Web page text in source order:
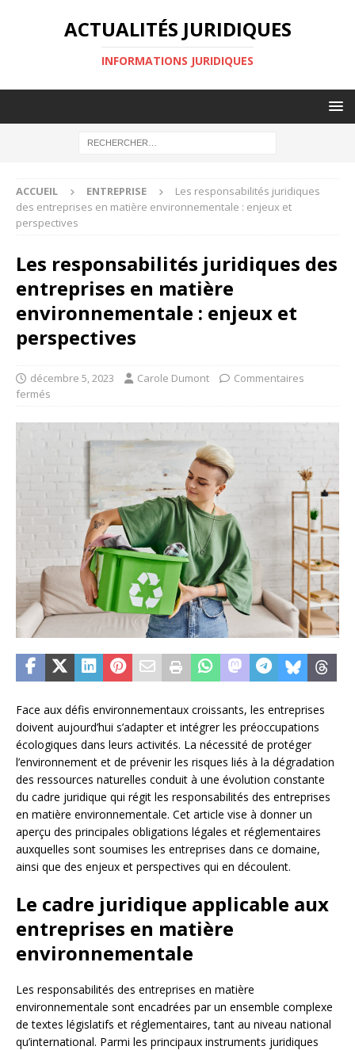
ACTUALITÉS JURIDIQUES
INFORMATIONS JURIDIQUES
ACCUEIL ENTREPRISE
Les responsabilités juridiques
des entreprises en matière environnementale : enjeux et
perspectives
Les responsabilités juridiques des
entreprises en matière
environnementale : enjeux et
perspectives
décembre 5, 2023 Carole Dumont
Commentaires
fermés
Face aux défis environnementaux croissants, les entreprises
doivent aujourd’hui s’adapter et intégrer les préoccupations
écologiques dans leurs activités. La nécessité de protéger
l’environnement et de prévenir les risques liés à la dégradation
des ressources naturelles conduit à une évolution constante
du cadre juridique qui régit les responsabilités des entreprises
en matière environnementale. Cet article vise à donner un
aperçu des principales obligations légales et réglementaires
auxquelles sont soumises les entreprises dans ce domaine,
ainsi que des enjeux et perspectives qui en découlent.
Le cadre juridique applicable aux
entreprises en matière
environnementale
Les responsabilités des entreprises en matière
environnementale sont encadrées par un ensemble complexe
de textes législatifs et réglementaires, tant au niveau national
qu’international. Parmi les principaux instruments juridiques